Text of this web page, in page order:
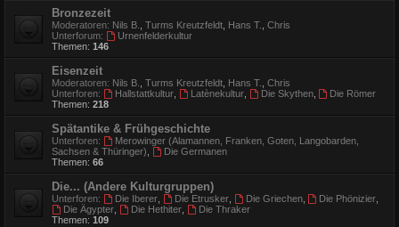
Bronzezeit
Moderatoren: Nils B. Turms Kreutzfeldt Hans T.
Chris
Unterforum:
Urnenfelderkultur
Themen: 146
Eisenzeit
Moderatoren: Nils B. Turms Kreutzfeldt Hans T.
Chris
Unterforen:
Hallstattkultur, Latènekultur, Die Skythen,
Die Römer
Themen: 218
Spätantike & Frühgeschichte
Unterforen:
Merowinger (Alamannen, Franken, Goten, Langobarden,
Sachsen & Thüringer)
Die Germanen
Themen: 66
Die... (Andere Kulturgruppen)
Unterforen: Die Iberer, Die Etrusker, Die Griechen, Die Phönizier
Die Ägypter, Die Hethiter,
Die Thraker
Themen: 109